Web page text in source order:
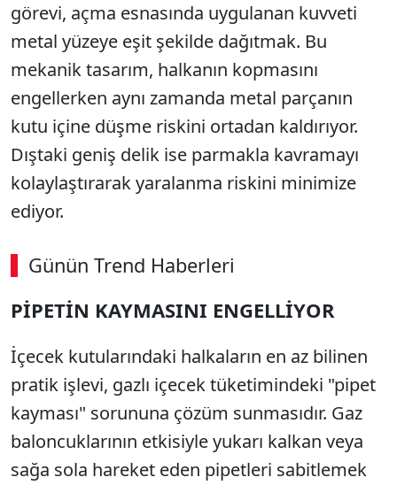
görevi, açma esnasında uygulanan kuvveti
metal yüzeye eşit şekilde dağıtmak. Bu
mekanik tasarım, halkanın kopmasını
engellerken aynı zamanda metal parçanın
kutu içine düşme riskini ortadan kaldırıyor.
Dıştaki geniş delik ise parmakla kavramayı
kolaylaştırarak yaralanma riskini minimize
ediyor.
Günün Trend Haberleri
PİPETİN KAYMASINI ENGELLİYOR
İçecek kutularındaki halkaların en az bilinen
pratik işlevi, gazlı içecek tüketimindeki "pipet
kayması" sorununa çözüm sunmasıdır. Gaz
baloncuklarının etkisiyle yukarı kalkan veya
sağa sola hareket eden pipetleri sabitlemek